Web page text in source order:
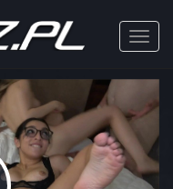
Toggle